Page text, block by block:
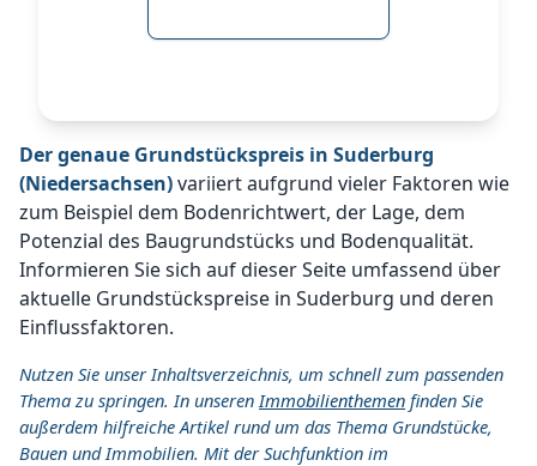
Der genaue Grundstückspreis in Suderburg
(Niedersachsen)variiert aufgrund vieler Faktoren wie
zum Beispiel dem Bodenrichtwert, der Lage, dem
Potenzial des Baugrundstücks und Bodenqualität.
Informieren Sie sich auf dieser Seite umfassend über
aktuelle Grundstückspreise in Suderburg und deren
Einflussfaktoren.
Nutzen Sie unser Inhaltsverzeichnis, um schnell zum passenden
Thema zu springen. In unserenImmobilienthemen finden Sie
außerdem hilfreiche Artikel rund um das Thema Grundstücke,
Bauen und Immobilien. Mit der Suchfunktion im